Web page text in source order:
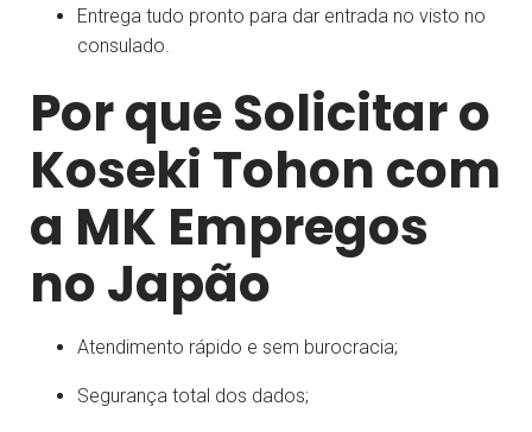
Entrega tudo pronto para dar entrada no visto no
consulado.
Por que Solicitar o
Koseki Tohon com
a MK Empregos
no Japão
Atendimento rápido e sem burocracia;
Segurança total dos dados;